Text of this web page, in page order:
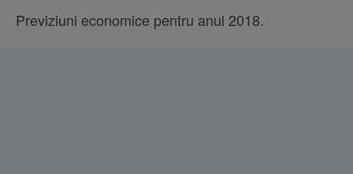
Previziuni economice pentru anul 2018.